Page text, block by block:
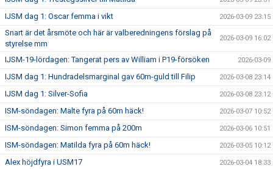
IJSM dag 1: Oscar femma i vikt 2026-03-09 23:15
Snart är det årsmöte och här är valberedningens förslag på
styrelse mm
2026-03-09 16:02
IJSM-19-lördagen: Tangerat pers av William i P19-försöken 2026-03-09
IJSM dag 1: Hundradelsmarginal gav 60m-guld till Filip 2026-03-08 23:14
IJSM dag 1: Silver-Sofia 2026-03-08 23:12
ISM-söndagen: Malte fyra på 60m häck! 2026-03-07 10:52
ISM-söndagen: Simon femma på 200m 2026-03-06 10:51
ISM-söndagen: Matilda fyra på 60m häck! 2026-03-05 10:12
Alex höjdfyra i USM17 2026-03-04 18:33